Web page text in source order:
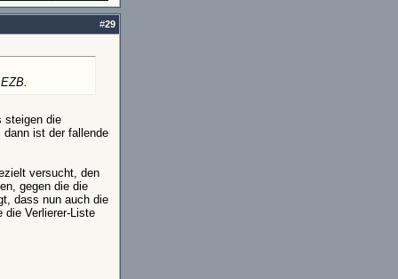
#29
steigen die
ist der fallende
versucht, den
gegen die die
dass nun auch die
die Verlierer-Liste